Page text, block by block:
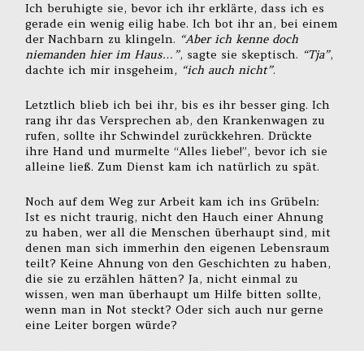
Ich beruhigte sie, bevor ich ihr erklärte, dass ich es
gerade ein wenig eilig habe. Ich bot ihr an, bei einem
der Nachbarn zu klingeln. “Aber ich kenne doch
niemanden hier im Haus…”, sagte sie skeptisch. “Tja”,
dachte ich mir insgeheim, “ich auch nicht”.
Letztlich blieb ich bei ihr, bis es ihr besser ging. Ich
rang ihr das Versprechen ab, den Krankenwagen zu
rufen, sollte ihr Schwindel zurückkehren. Drückte
ihre Hand und murmelte “Alles liebe!”, bevor ich sie
alleine ließ. Zum Dienst kam ich natürlich zu spät.
Noch auf dem Weg zur Arbeit kam ich ins Grübeln:
Ist es nicht traurig, nicht den Hauch einer Ahnung
zu haben, wer all die Menschen überhaupt sind, mit
denen man sich immerhin den eigenen Lebensraum
teilt? Keine Ahnung von den Geschichten zu haben,
die sie zu erzählen hätten? Ja, nicht einmal zu
wissen, wen man überhaupt um Hilfe bitten sollte,
wenn man in Not steckt? Oder sich auch nur gerne
eine Leiter borgen würde?